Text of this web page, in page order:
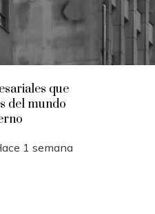
que
del mundo
1 semana